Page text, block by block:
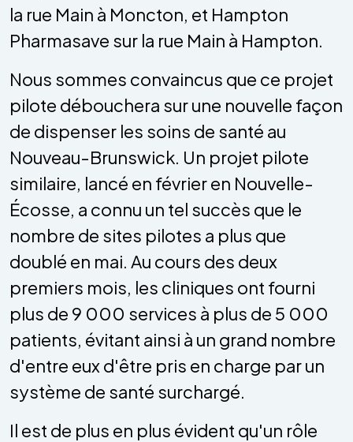
la rue Main à Moncton, et Hampton
Pharmasave sur la rue Main à Hampton.
Nous sommes convaincus que ce projet
pilote débouchera sur une nouvelle façon
de dispenser les soins de santé au
Nouveau-Brunswick. Un projet pilote
similaire, lancé en février en Nouvelle-
Écosse, a connu un tel succès que le
nombre de sites pilotes a plus que
doublé en mai. Au cours des deux
premiers mois, les cliniques ont fourni
plus de 9 000 services à plus de 5 000
patients, évitant ainsi à un grand nombre
d'entre eux d'être pris en charge par un
système de santé surchargé.
Il est de plus en plus évident qu'un rôle